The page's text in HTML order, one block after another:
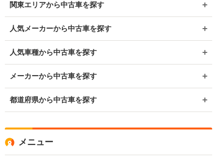
関東エリアから中古車を探す
人気メーカーから中古車を探す
人気車種から中古車を探す
メーカーから中古車を探す
都道府県から中古車を探す
メニュー